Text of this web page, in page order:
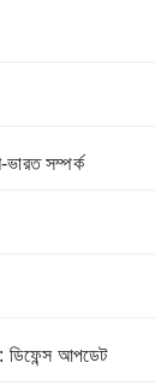
ভারত সম্পর্ক
ডিফেন্স আপডেট